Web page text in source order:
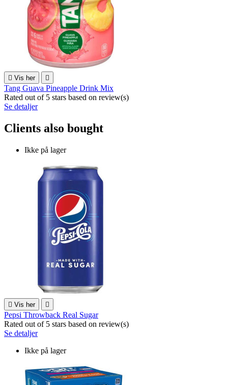
 Vis her 
Tang Guava Pineapple Drink Mix
Rated out of 5 stars based on review(s)
Se detaljer
Clients also bought
Ikke på lager
 Vis her 
Pepsi Throwback Real Sugar
Rated out of 5 stars based on review(s)
Se detaljer
Ikke på lager